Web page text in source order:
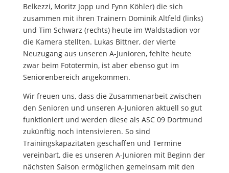
Belkezzi, Moritz Jopp und Fynn Köhler) die sich
zusammen mit ihren Trainern Dominik Altfeld (links)
und Tim Schwarz (rechts) heute im Waldstadion vor
die Kamera stellten. Lukas Bittner, der vierte
Neuzugang aus unseren A-Junioren, fehlte heute
zwar beim Fototermin, ist aber ebenso gut im
Seniorenbereich angekommen.
Wir freuen uns, dass die Zusammenarbeit zwischen
den Senioren und unseren A-Junioren aktuell so gut
funktioniert und werden diese als ASC 09 Dortmund
zukünftig noch intensivieren. So sind
Trainingskapazitäten geschaffen und Termine
vereinbart, die es unseren A-Junioren mit Beginn der
nächsten Saison ermöglichen gemeinsam mit den